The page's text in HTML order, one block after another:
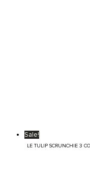
Sale!
LE TULIP SCRUNCHIE 3